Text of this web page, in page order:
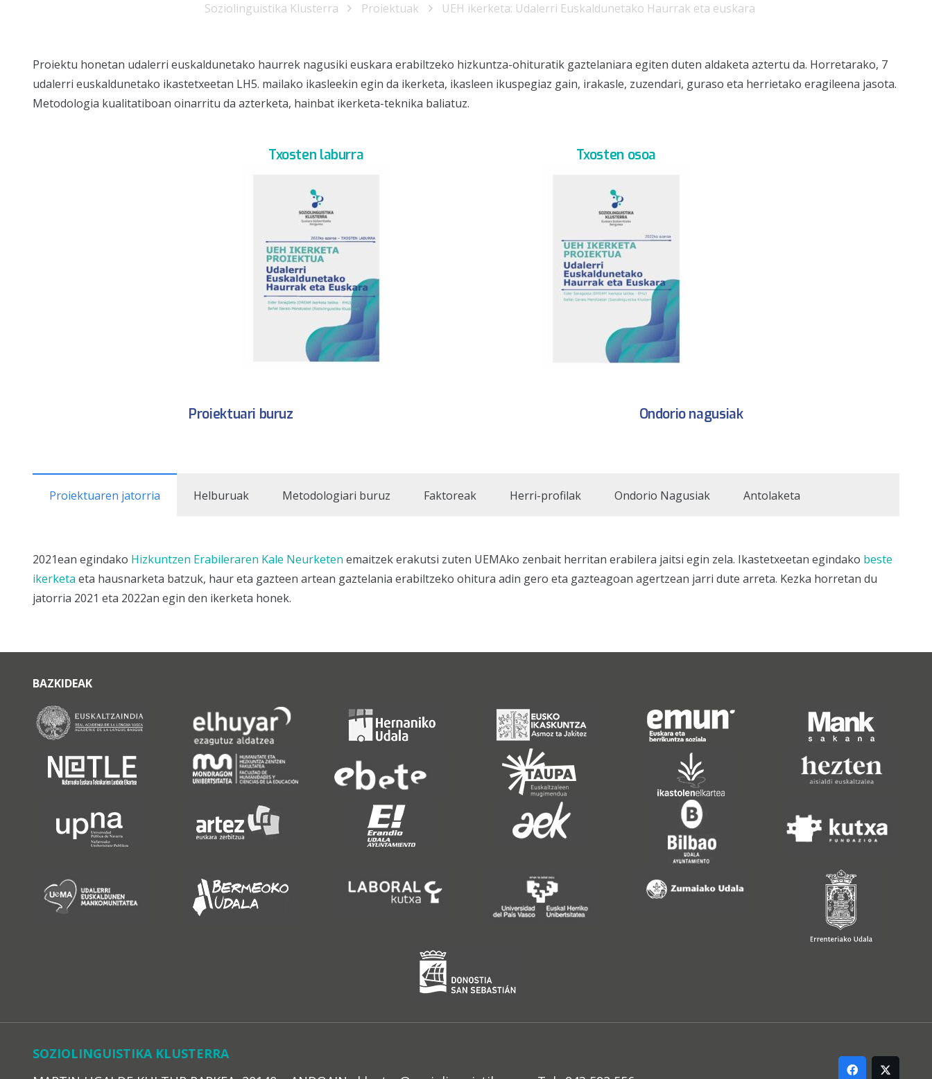
Soziolinguistika Klusterra Proiektuak UEH ikerketa: Udalerri Euskaldunetako Haurrak eta euskara
Proiektu honetan udalerri euskaldunetako haurrek nagusiki euskara erabiltzeko hizkuntza-ohituratik gaztelaniara egiten duten aldaketa aztertu da. Horretarako, 7
udalerri euskaldunetako ikastetxeetan LH5. mailako ikasleekin egin da ikerketa, ikasleen ikuspegiaz gain, irakasle, zuzendari, guraso eta herrietako eragileena jasota.
Metodologia kualitatiboan oinarritu da azterketa, hainbat ikerketa-teknika baliatuz.
Txosten laburra Txosten osoa
Proiektuari buruz Ondorio nagusiak
Proiektuaren jatorria Helburuak Metodologiari buruz Faktoreak Herri-profilak Ondorio Nagusiak Antolaketa
2021ean egindako Hizkuntzen Erabileraren Kale Neurketen emaitzek erakutsi zuten UEMAko zenbait herritan erabilera jaitsi egin zela. Ikastetxeetan egindako beste
ikerketa eta hausnarketa batzuk, haur eta gazteen artean gaztelania erabiltzeko ohitura adin gero eta gazteagoan agertzean jarri dute arreta. Kezka horretan du
jatorria 2021 eta 2022an egin den ikerketa honek.
BAZKIDEAK
SOZIOLINGUISTIKA KLUSTERRA